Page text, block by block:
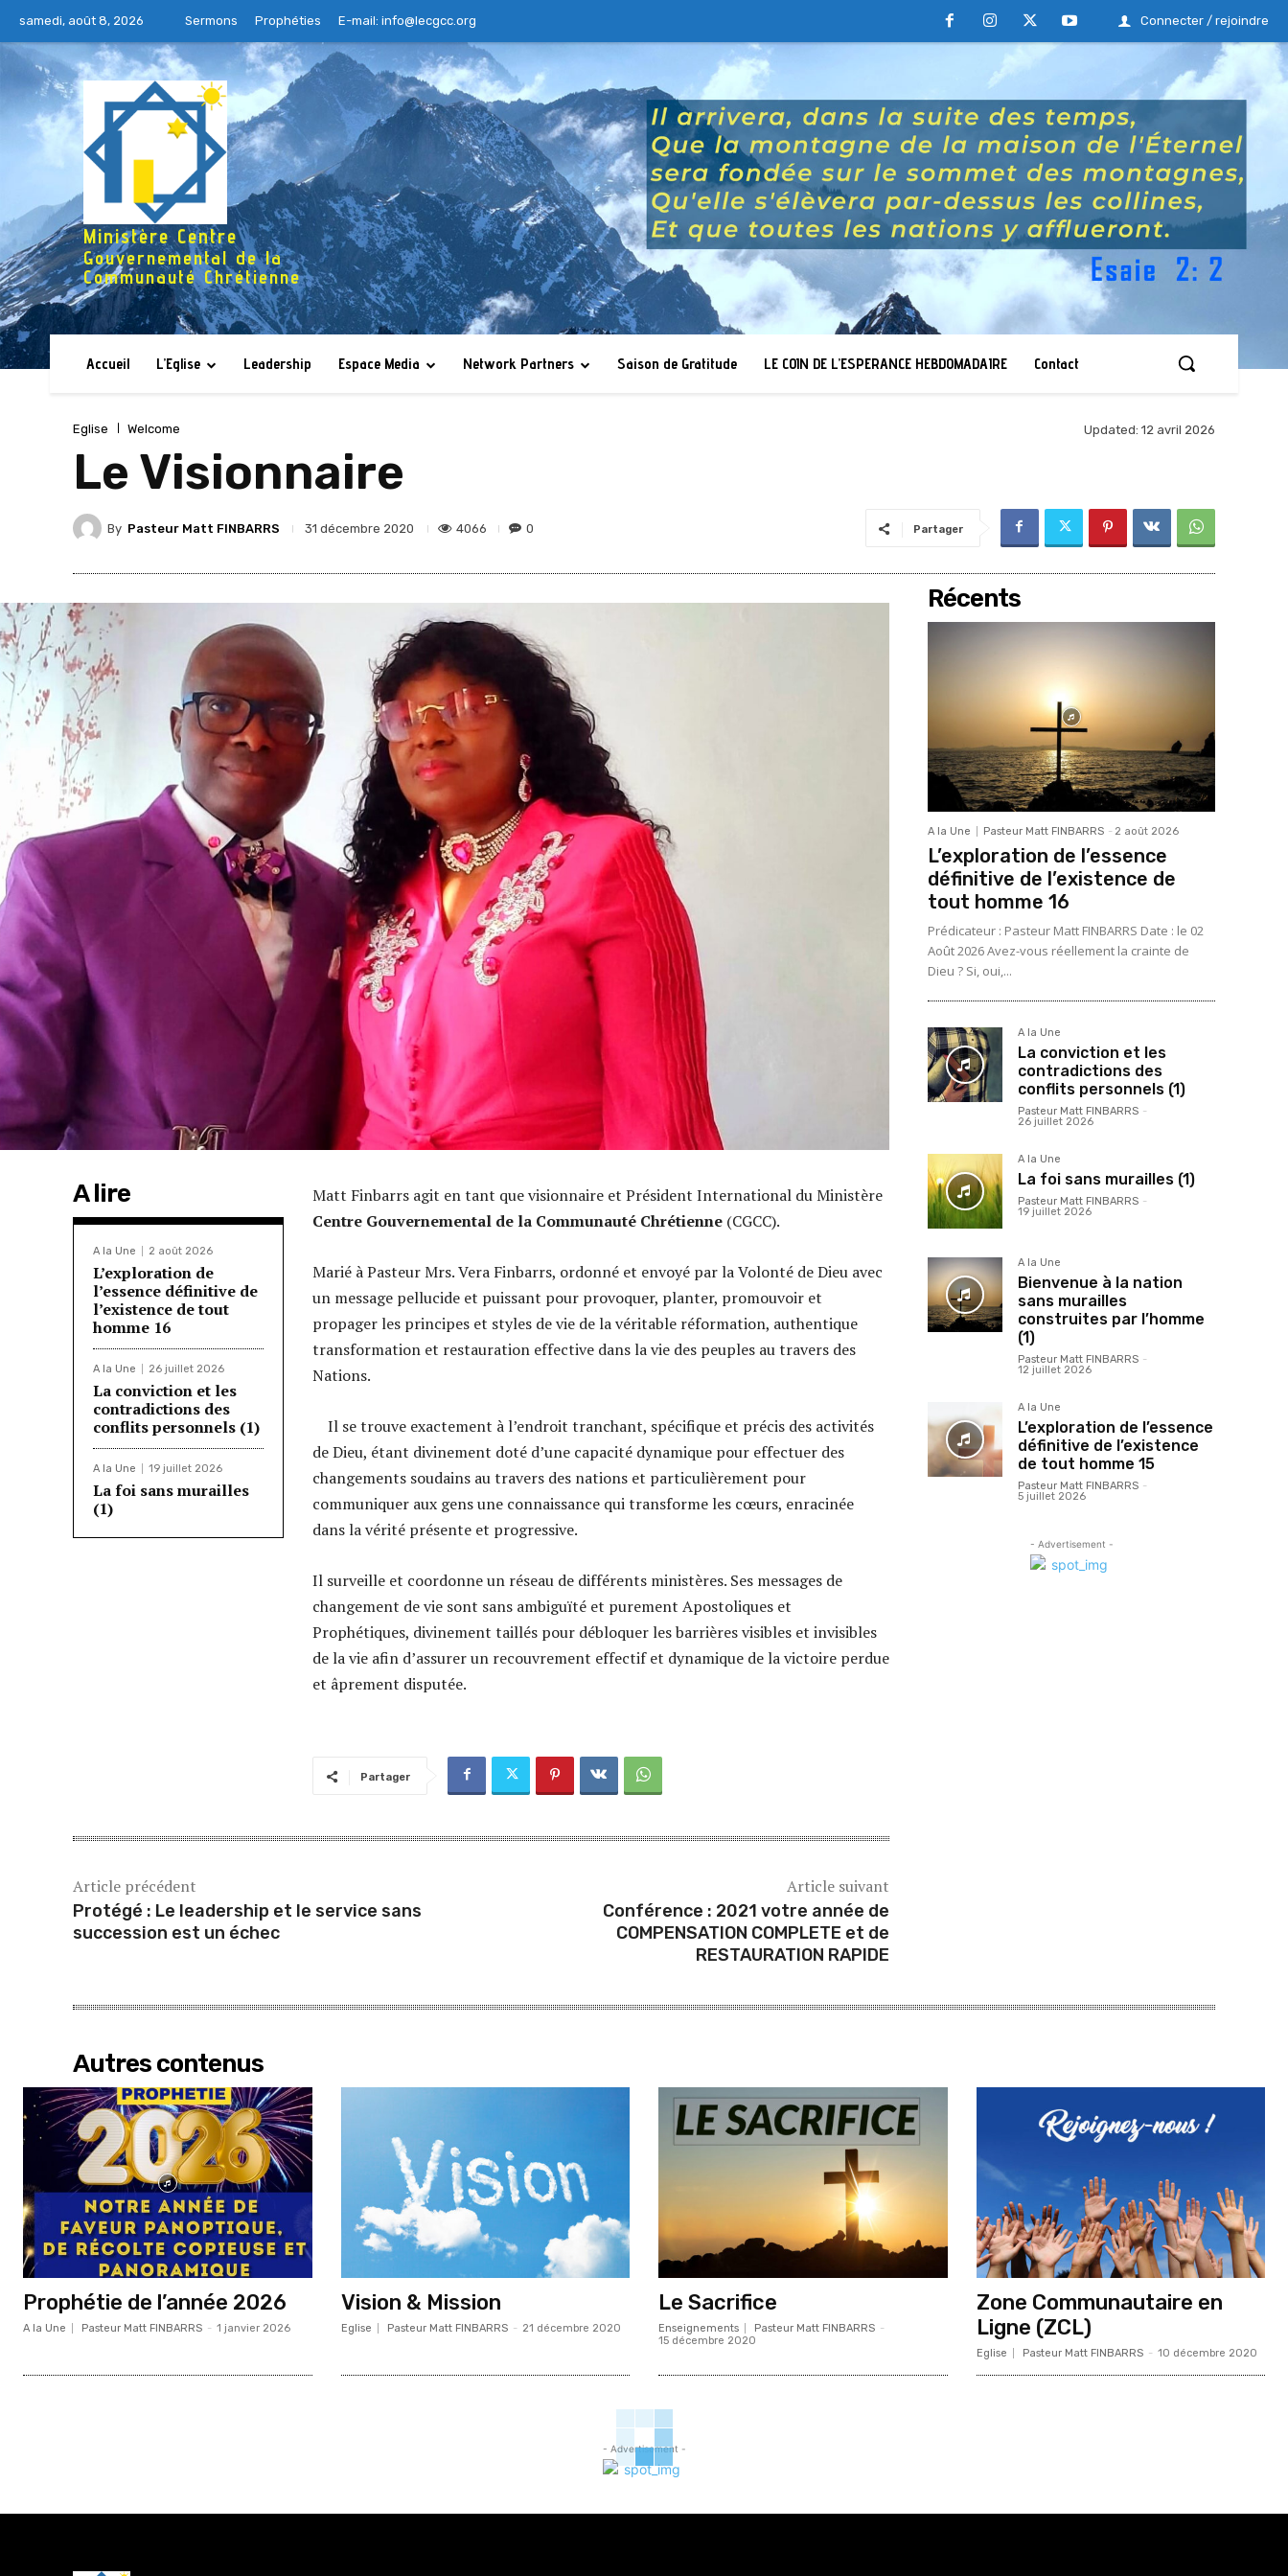
samedi, août 8, 2026 Sermons Prophéties E-mail: info@lecgcc.org Connecter / rejoindre
Ministère Centre
Gouvernemental de la
Communauté Chrétienne
Accueil L’Eglise Leadership Espace Media Network Partners Saison de Gratitude LE COIN DE L’ESPERANCE HEBDOMADAIRE Contact
Eglise Welcome Updated: 12 avril 2026
Le Visionnaire
By Pasteur Matt FINBARRS 31 décembre 2020 4066 0 Partager
A lire
A la Une 2 août 2026
L’exploration de
l’essence définitive de
l’existence de tout
homme 16
A la Une 26 juillet 2026
La conviction et les
contradictions des
conflits personnels (1)
A la Une 19 juillet 2026
La foi sans murailles
(1)
Matt Finbarrs agit en tant que visionnaire et Président International du Ministère
Centre Gouvernemental de la Communauté Chrétienne (CGCC).
Marié à Pasteur Mrs. Vera Finbarrs, ordonné et envoyé par la Volonté de Dieu avec
un message pellucide et puissant pour provoquer, planter, promouvoir et
propager les principes et styles de vie de la véritable réformation, authentique
transformation et restauration effective dans la vie des peuples au travers des
Nations.
Il se trouve exactement à l’endroit tranchant, spécifique et précis des activités
de Dieu, étant divinement doté d’une capacité dynamique pour effectuer des
changements soudains au travers des nations et particulièrement pour
communiquer aux gens une connaissance qui transforme les cœurs, enracinée
dans la vérité présente et progressive.
Il surveille et coordonne un réseau de différents ministères. Ses messages de
changement de vie sont sans ambiguïté et purement Apostoliques et
Prophétiques, divinement taillés pour débloquer les barrières visibles et invisibles
de la vie afin d’assurer un recouvrement effectif et dynamique de la victoire perdue
et âprement disputée.
Partager
Article précédent
Protégé : Le leadership et le service sans
succession est un échec
Article suivant
Conférence : 2021 votre année de
COMPENSATION COMPLETE et de
RESTAURATION RAPIDE
Récents
A la Une Pasteur Matt FINBARRS - 2 août 2026
L’exploration de l’essence
définitive de l’existence de
tout homme 16
Prédicateur : Pasteur Matt FINBARRS Date : le 02
Août 2026 Avez-vous réellement la crainte de
Dieu ? Si, oui,...
A la Une
La conviction et les
contradictions des
conflits personnels (1)
Pasteur Matt FINBARRS -
26 juillet 2026
A la Une
La foi sans murailles (1)
Pasteur Matt FINBARRS -
19 juillet 2026
A la Une
Bienvenue à la nation
sans murailles
construites par l’homme
(1)
Pasteur Matt FINBARRS -
12 juillet 2026
A la Une
L’exploration de l’essence
définitive de l’existence
de tout homme 15
Pasteur Matt FINBARRS -
5 juillet 2026
- Advertisement -
Autres contenus
Prophétie de l’année 2026
A la Une Pasteur Matt FINBARRS - 1 janvier 2026
Vision & Mission
Eglise Pasteur Matt FINBARRS - 21 décembre 2020
Le Sacrifice
Enseignements Pasteur Matt FINBARRS -
15 décembre 2020
Zone Communautaire en
Ligne (ZCL)
Eglise Pasteur Matt FINBARRS - 10 décembre 2020
- Advertisement -